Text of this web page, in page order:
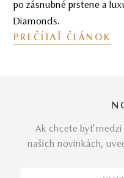
po zásnubné prstene a
Diamonds.
PREČÍTAŤ ČLÁNOK
Ak chcete byť
našich novinkách,